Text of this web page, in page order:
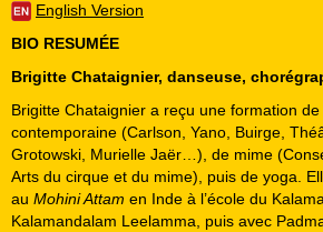
English Version
BIO RESUMÉE
Brigitte Chataignier, danseuse,
Brigitte Chataignier a reçu une formation
contemporaine (Carlson, Yano, Buirge,
Grotowski, Murielle Jaër…), de mime
Arts du cirque et du mime), puis de yoga.
au Mohini Attam en Inde à l’école du
Kalamandalam Leelamma, puis avec